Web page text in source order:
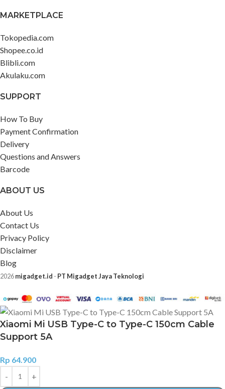
MARKETPLACE
Tokopedia.com
Shopee.co.id
Blibli.com
Akulaku.com
SUPPORT
How To Buy
Payment Confirmation
Delivery
Questions and Answers
Barcode
ABOUT US
About Us
Contact Us
Privacy Policy
Disclaimer
Blog
2026migadget.id - PT Migadget Jaya Teknologi
Xiaomi Mi USB Type-C to Type-C 150cm Cable
Support 5A
Rp 64.900